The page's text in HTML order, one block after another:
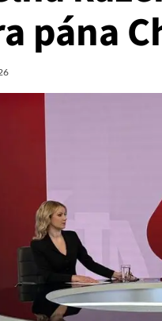
pána